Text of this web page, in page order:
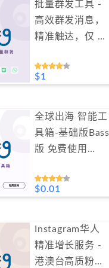
批量群发工具 -
高效群发消息，
精准触达，仅 1
$1
全球出海 智能工
具箱-基础版Bass
版 免费使用
$0.01
Instagram华人
精准增长服务 -
港澳台高质粉丝